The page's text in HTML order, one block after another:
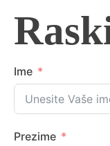
Ime
Prezime